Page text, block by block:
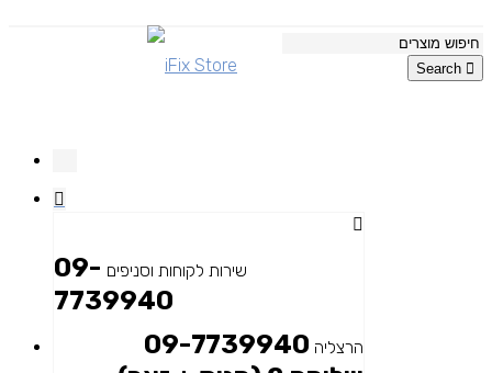
Search
שירות לקוחות וסניפים 09-
7739940
הרצליה 09-7739940